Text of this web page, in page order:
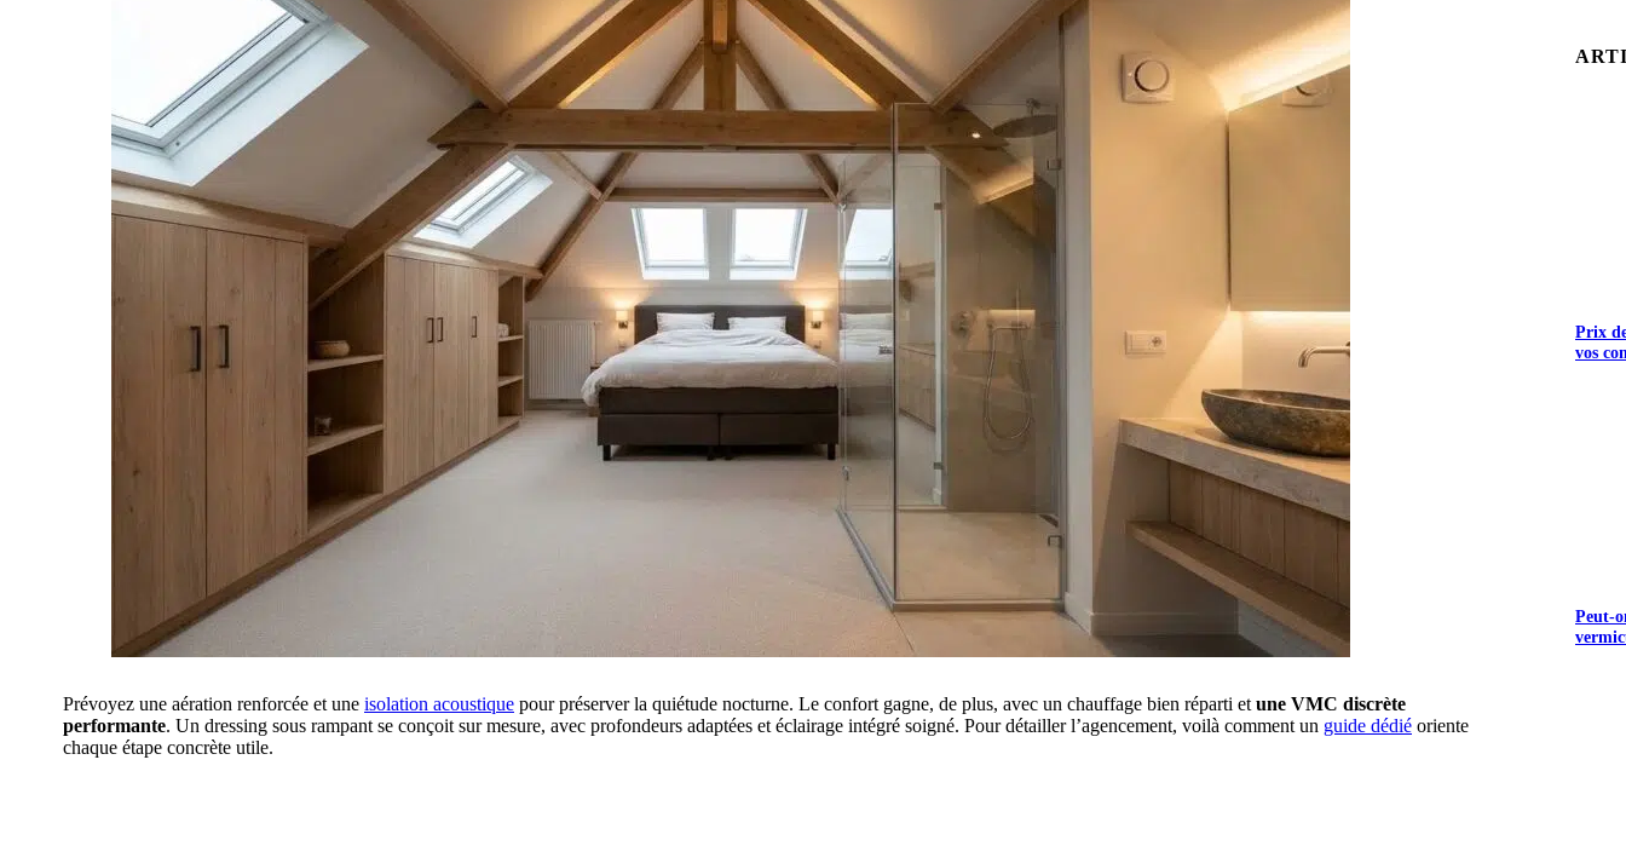
Prévoyez une aération renforcée et une isolation acoustique pour préserver la quiétude nocturne. Le confort gagne, de plus, avec un chauffage bien réparti et une VMC discrète
performante. Un dressing sous rampant se conçoit sur mesure, avec profondeurs adaptées et éclairage intégré soigné. Pour détailler l’agencement, voilà comment un guide dédié oriente
chaque étape concrète utile.
Prix
vos
Peut-